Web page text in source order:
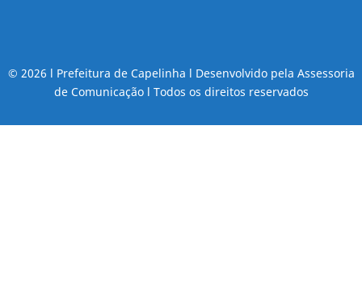
© 2026 l Prefeitura de Capelinha l Desenvolvido pela Assessoria
de Comunicação l Todos os direitos reservados